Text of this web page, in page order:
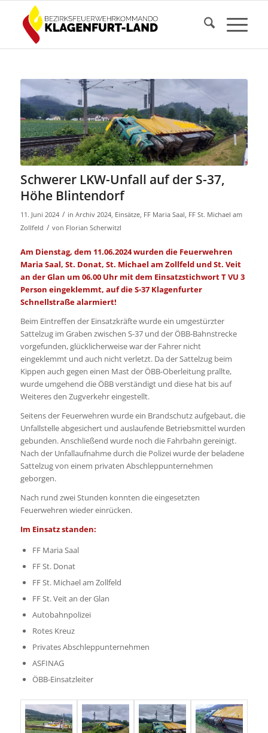
Schwerer LKW-Unfall auf der S-37,
Höhe Blintendorf
11. Juni 2024 / in Archiv 2024, Einsätze, FF Maria Saal FF St. Michael am
Zollfeld / von Florian Scherwitzl
Am Dienstag, dem 11.06.2024 wurden die Feuerwehren
Maria Saal, St. Donat, St. Michael am Zollfeld und St. Veit
an der Glan um 06.00 Uhr mit dem Einsatzstichwort T VU 3
Person eingeklemmt, auf die S-37 Klagenfurter
Schnellstraße alarmiert!
Beim Eintreffen der Einsatzkräfte wurde ein umgestürzter
Sattelzug im Graben zwischen S-37 und der ÖBB-Bahnstrecke
vorgefunden, glücklicherweise war der Fahrer nicht
eingeklemmt und auch nicht verletzt. Da der Sattelzug beim
Kippen auch gegen einen Mast der ÖBB-Oberleitung prallte,
wurde umgehend die ÖBB verständigt und diese hat bis auf
Weiteres den Zugverkehr eingestellt.
Seitens der Feuerwehren wurde ein Brandschutz aufgebaut, die
Unfallstelle abgesichert und auslaufende Betriebsmittel wurden
gebunden. Anschließend wurde noch die Fahrbahn gereinigt.
Nach der Unfallaufnahme durch die Polizei wurde der beladene
Sattelzug von einem privaten Abschleppunternehmen
geborgen.
Nach rund zwei Stunden konnten die eingesetzten
Feuerwehren wieder einrücken.
Im Einsatz standen:
FF Maria Saal
FF St. Donat
FF St. Michael am Zollfeld
FF St. Veit an der Glan
Autobahnpolizei
Rotes Kreuz
Privates Abschleppunternehmen
ASFINAG
ÖBB-Einsatzleiter